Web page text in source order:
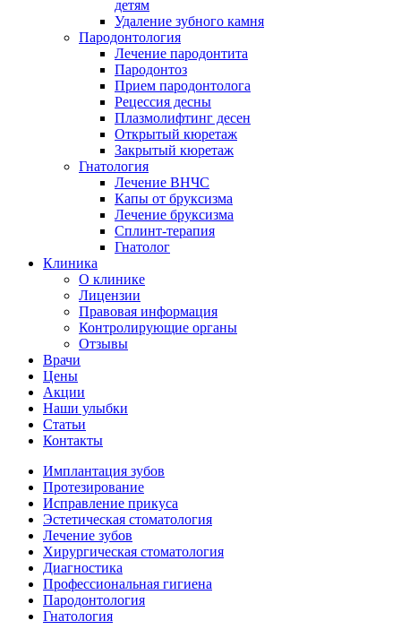
детям
Удаление зубного камня
Пародонтология
Лечение пародонтита
Пародонтоз
Прием пародонтолога
Рецессия десны
Плазмолифтинг десен
Открытый кюретаж
Закрытый кюретаж
Гнатология
Лечение ВНЧС
Капы от бруксизма
Лечение бруксизма
Сплинт-терапия
Гнатолог
Клиника
О клинике
Лицензии
Правовая информация
Контролирующие органы
Отзывы
Врачи
Цены
Акции
Наши улыбки
Статьи
Контакты
Имплантация зубов
Протезирование
Исправление прикуса
Эстетическая стоматология
Лечение зубов
Хирургическая стоматология
Диагностика
Профессиональная гигиена
Пародонтология
Гнатология